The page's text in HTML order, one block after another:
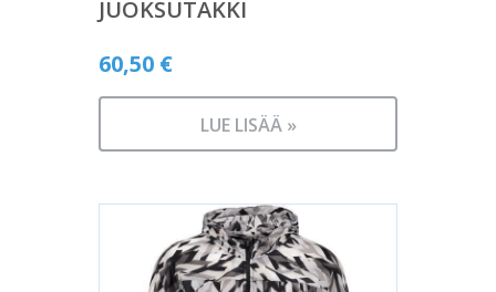
JUOKSUTAKKI
60,50 €
LUE LISÄÄ »